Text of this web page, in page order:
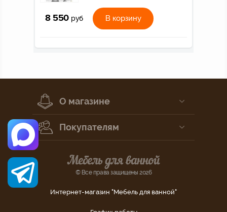
8 550 руб В корзину
О магазине
Покупателям
© Все права защищены 2026
Интернет-магазин "Мебель для ванной"